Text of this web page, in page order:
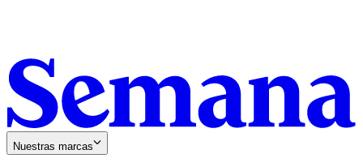
Nuestras marcas